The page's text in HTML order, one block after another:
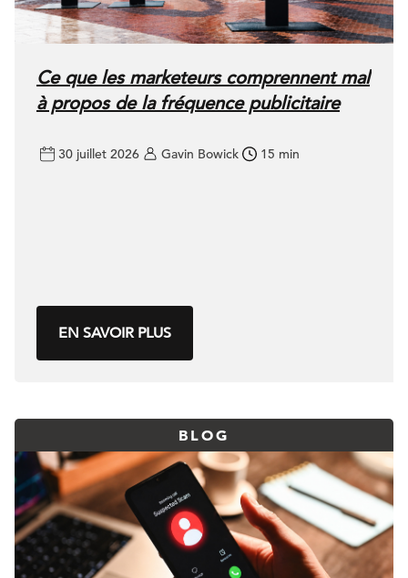
Ce que les marketeurs comprennent mal
à propos de la fréquence publicitaire
30 juillet 2026 Gavin Bowick 15 min
EN SAVOIR PLUS
BLOG